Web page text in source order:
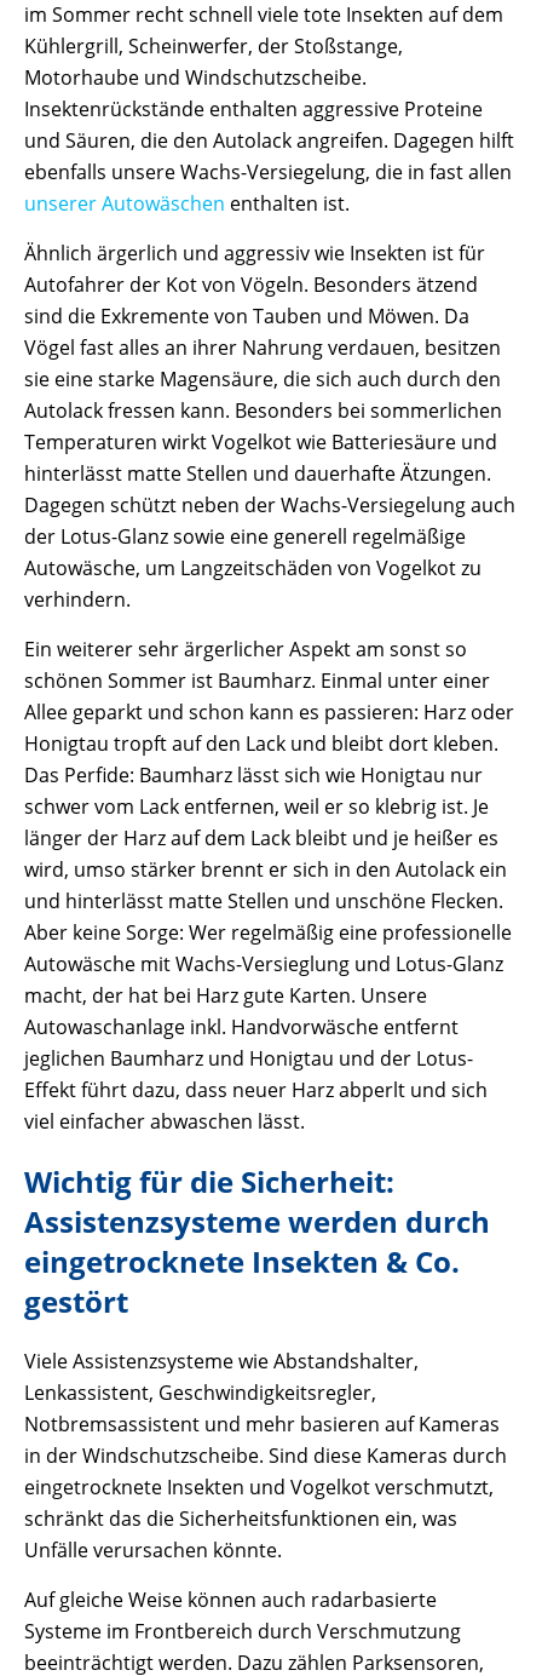
im Sommer recht schnell viele tote Insekten auf dem
Kühlergrill, Scheinwerfer, der Stoßstange,
Motorhaube und Windschutzscheibe.
Insektenrückstände enthalten aggressive Proteine
und Säuren, die den Autolack angreifen. Dagegen hilft
ebenfalls unsere Wachs-Versiegelung, die in fast allen
unserer Autowäschen enthalten ist.
Ähnlich ärgerlich und aggressiv wie Insekten ist für
Autofahrer der Kot von Vögeln. Besonders ätzend
sind die Exkremente von Tauben und Möwen. Da
Vögel fast alles an ihrer Nahrung verdauen, besitzen
sie eine starke Magensäure, die sich auch durch den
Autolack fressen kann. Besonders bei sommerlichen
Temperaturen wirkt Vogelkot wie Batteriesäure und
hinterlässt matte Stellen und dauerhafte Ätzungen.
Dagegen schützt neben der Wachs-Versiegelung auch
der Lotus-Glanz sowie eine generell regelmäßige
Autowäsche, um Langzeitschäden von Vogelkot zu
verhindern.
Ein weiterer sehr ärgerlicher Aspekt am sonst so
schönen Sommer ist Baumharz. Einmal unter einer
Allee geparkt und schon kann es passieren: Harz oder
Honigtau tropft auf den Lack und bleibt dort kleben.
Das Perfide: Baumharz lässt sich wie Honigtau nur
schwer vom Lack entfernen, weil er so klebrig ist. Je
länger der Harz auf dem Lack bleibt und je heißer es
wird, umso stärker brennt er sich in den Autolack ein
und hinterlässt matte Stellen und unschöne Flecken.
Aber keine Sorge: Wer regelmäßig eine professionelle
Autowäsche mit Wachs-Versieglung und Lotus-Glanz
macht, der hat bei Harz gute Karten. Unsere
Autowaschanlage inkl. Handvorwäsche entfernt
jeglichen Baumharz und Honigtau und der Lotus-
Effekt führt dazu, dass neuer Harz abperlt und sich
viel einfacher abwaschen lässt.
Wichtig für die Sicherheit:
Assistenzsysteme werden durch
eingetrocknete Insekten & Co.
gestört
Viele Assistenzsysteme wie Abstandshalter,
Lenkassistent, Geschwindigkeitsregler,
Notbremsassistent und mehr basieren auf Kameras
in der Windschutzscheibe. Sind diese Kameras durch
eingetrocknete Insekten und Vogelkot verschmutzt,
schränkt das die Sicherheitsfunktionen ein, was
Unfälle verursachen könnte.
Auf gleiche Weise können auch radarbasierte
Systeme im Frontbereich durch Verschmutzung
beeinträchtigt werden. Dazu zählen Parksensoren,